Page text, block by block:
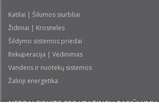
Katilai | Šilumos siurbliai
Židiniai | Krosnelės
Šildymo sistemos priedai
Rekuperacija | Vėdinimas
Vandens ir nuotekų sistemos
Žalioji energetika